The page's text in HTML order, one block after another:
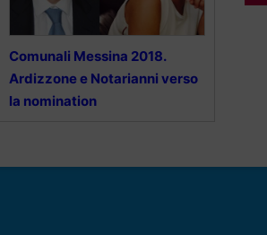
Comunali Messina 2018.
Ardizzone e Notarianni verso
la nomination